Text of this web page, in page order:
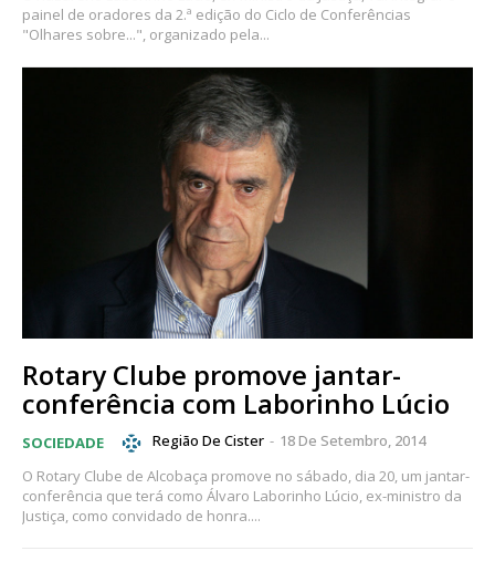
painel de oradores da 2.ª edição do Ciclo de Conferências
"Olhares sobre...", organizado pela...
Rotary Clube promove jantar-
conferência com Laborinho Lúcio
SOCIEDADE Região De Cister - 18 De Setembro, 2014
O Rotary Clube de Alcobaça promove no sábado, dia 20, um jantar-
conferência que terá como Álvaro Laborinho Lúcio, ex-ministro da
Justiça, como convidado de honra....